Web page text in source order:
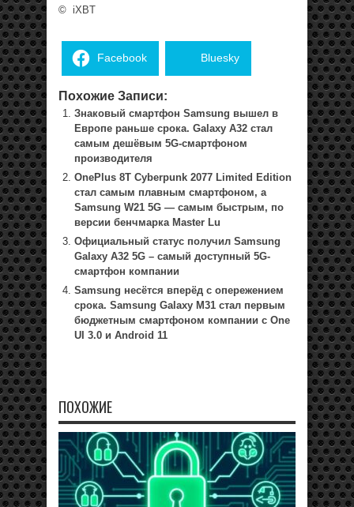
© iXBT
Facebook Bluesky
Похожие Записи:
Знаковый смартфон Samsung вышел в
Европе раньше срока. Galaxy A32 стал
самым дешёвым 5G-смартфоном
производителя
OnePlus 8T Cyberpunk 2077 Limited Edition
стал самым плавным смартфоном, а
Samsung W21 5G — самым быстрым, по
версии бенчмарка Master Lu
Официальный статус получил Samsung
Galaxy A32 5G – самый доступный 5G-
смартфон компании
Samsung несётся вперёд с опережением
срока. Samsung Galaxy M31 стал первым
бюджетным смартфоном компании с One
UI 3.0 и Android 11
ПОХОЖИЕ